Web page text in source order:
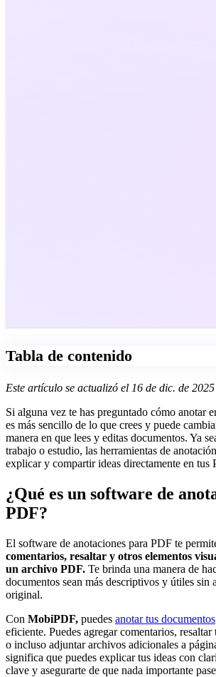
Tabla de contenido
Este artículo se actualizó el 16 de dic. de 2025
Si alguna vez te has preguntado cómo anotar
es más sencillo de lo que crees y puede
manera en que lees y editas documentos. Ya
trabajo o estudio, las herramientas de
explicar y compartir ideas directamente en tus
¿Qué es un software de
PDF?
El software de anotaciones para PDF te
comentarios, resaltar y otros elementos
un archivo PDF. Te brinda una manera de
documentos sean más descriptivos y útiles sin
original.
Con MobiPDF, puedes anotar tus documentos
eficiente. Puedes agregar comentarios,
o incluso adjuntar archivos adicionales a
significa que puedes explicar tus ideas con
clave y asegurarte de que nada importante